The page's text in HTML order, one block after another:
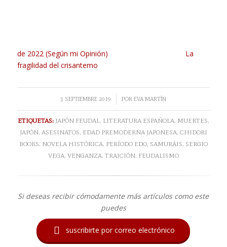
de 2022 (Según mi Opinión)
La
fragilidad del crisantemo
5 SEPTIEMBRE 2019
/ POREVA MARTÍN
ETIQUETAS: JAPÓN FEUDAL, LITERATURA ESPAÑOLA, MUERTES,
JAPÓN, ASESINATOS, EDAD PREMODERNA JAPONESA, CHIDORI
BOOKS, NOVELA HISTÓRICA, PERÍODO EDO, SAMURÁIS, SERGIO
VEGA, VENGANZA, TRAICIÓN, FEUDALISMO
Si deseas recibir cómodamente más artículos como este
puedes
 suscribirte por correo electrónico